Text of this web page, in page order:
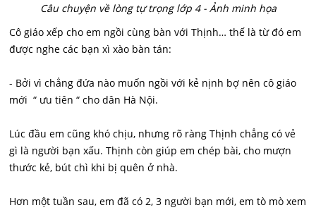
Câu chuyện về lòng tự trọng lớp 4 - Ảnh minh họa
Cô giáo xếp cho em ngồi cùng bàn với Thịnh… thế là từ đó em
được nghe các bạn xì xào bàn tán:
- Bởi vì chẳng đứa nào muốn ngồi với kẻ nịnh bợ nên cô giáo
mới “ ưu tiên “ cho dân Hà Nội.
Lúc đầu em cũng khó chịu, nhưng rõ ràng Thịnh chẳng có vẻ
gì là người bạn xấu. Thịnh còn giúp em chép bài, cho mượn
thước kẻ, bút chì khi bị quên ở nhà.
Hơn một tuần sau, em đã có 2, 3 người bạn mới, em tò mò xem